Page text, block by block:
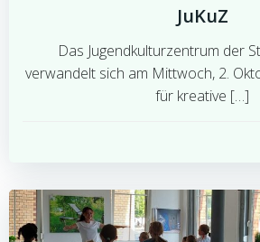
JuKuZ
Das Jugendkulturzentrum der
verwandelt sich am Mittwoch, 2.
für kreative […]